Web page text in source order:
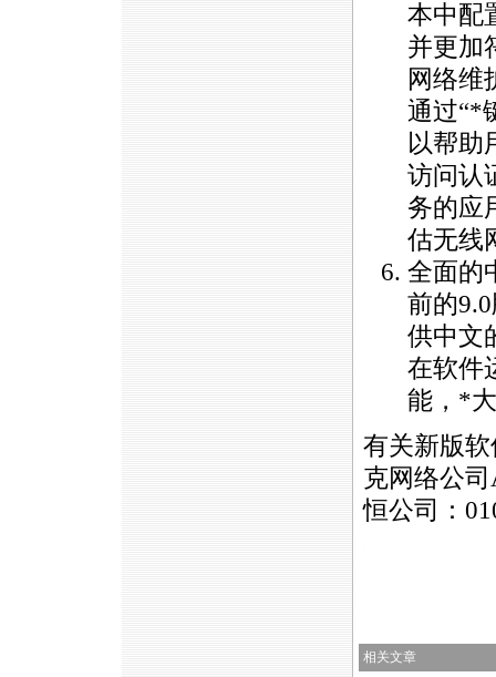
本中配
并更加
网络维
通过“*
以帮助
访问认
务的应
估无线
全面的
前的
供中文
在软件
能， *
有关新版
克网络公
恒公司：
相关文章